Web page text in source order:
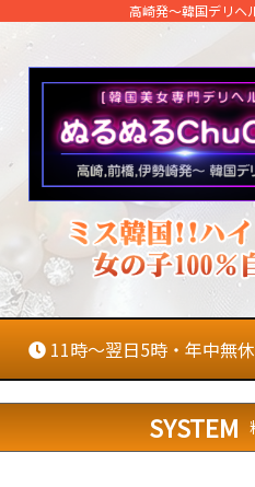
高崎発～韓国デリヘ
11時～翌日5時・年中無休
ッ
在
籍
一
覧
SYSTEM